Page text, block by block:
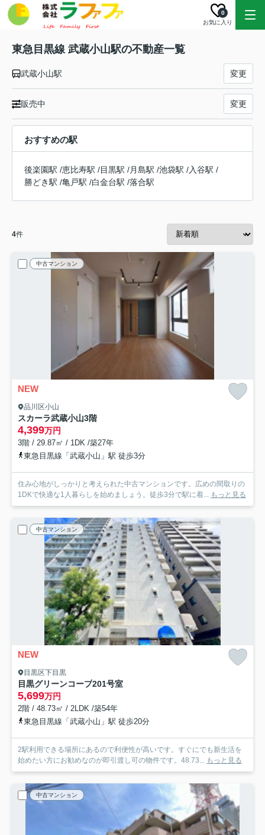
お気に入り
0
東急目黒線 武蔵小山駅の不動産一覧
武蔵小山駅 変更
販売中 変更
おすすめの駅
後楽園駅 /恵比寿駅 /目黒駅 /月島駅 /池袋駅 /入谷駅 /
勝どき駅 /亀戸駅 /白金台駅 /落合駅
4件
中古マンション
NEW
品川区小山
スカーラ武蔵小山3階
4,399万円
3階 / 29.87㎡ / 1DK /築27年
東急目黒線「武蔵小山」駅 徒歩3分
住み心地がしっかりと考えられた中古マンションです。広めの間取りの
1DKで快適な1人暮らしを始めましょう。徒歩3分で駅に着... もっと見る
中古マンション
NEW
目黒区下目黒
目黒グリーンコープ201号室
5,699万円
2階 / 48.73㎡ / 2LDK /築54年
東急目黒線「武蔵小山」駅 徒歩20分
2駅利用できる場所にあるので利便性が高いです。すぐにでも新生活を
始めたい方にお勧めなのが即引渡し可の物件です。48.73... もっと見る
中古マンション